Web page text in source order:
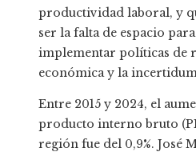
productividad laboral, y
ser la falta de espacio para
implementar políticas de
económica y la
Entre 2015 y 2024, el
producto interno bruto
región fue del 0,9%. José